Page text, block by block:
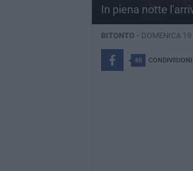
In piena notte
BITONTO - DOMENICA
48 CONDIVISIONI